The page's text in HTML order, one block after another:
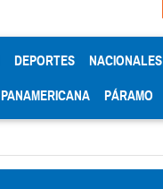
DEPORTES NACIONALES
PANAMERICANA PÁRAMO